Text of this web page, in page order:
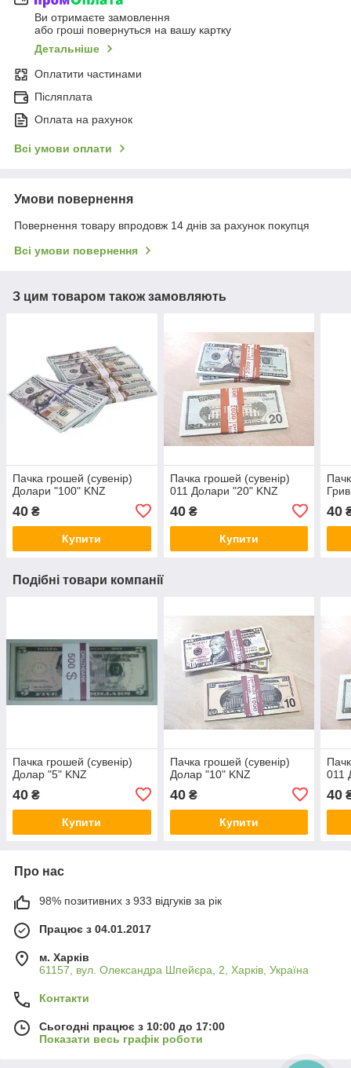
Ви отримаєте замовлення
або гроші повернуться на вашу картку
Детальніше
Оплатити частинами
Післяплата
Оплата на рахунок
Всі умови оплати
Умови повернення
Повернення товару впродовж 14 днів за рахунок покупця
Всі умови повернення
З цим товаром також замовляють
Пачка грошей (сувенір)
Долари "100" KNZ
40 ₴
Купити
Пачка грошей (сувенір)
011 Долари "20" KNZ
40₴
Купити
40
Подібні товари компанії
Пачка грошей (сувенір)
Долар "5" KNZ
40 ₴
Купити
Пачка грошей (сувенір)
Долар "10" KNZ
40₴
Купити
011
40
Про нас
98% позитивних з 933 відгуків за рік
Працює з 04.01.2017
м. Харків
61157, вул. Олександра Шпейєра, 2, Харків, Україна
Контакти
Сьогодні працює з 10:00 до 17:00
Показати весь графік роботи